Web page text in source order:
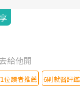
給他開
位讀者推薦 6則就醫評鑑